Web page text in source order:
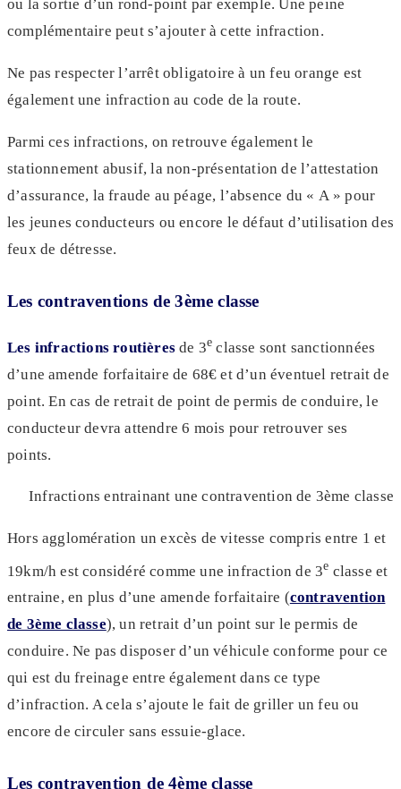
ou la sortie d’un rond-point par exemple. Une peine
complémentaire peut s’ajouter à cette infraction.
Ne pas respecter l’arrêt obligatoire à un feu orange est
également une infraction au code de la route.
Parmi ces infractions, on retrouve également le
stationnement abusif, la non-présentation de l’attestation
d’assurance, la fraude au péage, l’absence du « A » pour
les jeunes conducteurs ou encore le défaut d’utilisation des
feux de détresse.
Les contraventions de 3ème classe
Les infractions routièresde 3e classe sont sanctionnées
d’une amende forfaitaire de 68€ et d’un éventuel retrait de
point. En cas de retrait de point de permis de conduire, le
conducteur devra attendre 6 mois pour retrouver ses
points.
Infractions entrainant une contravention de 3ème classe
Hors agglomération un excès de vitesse compris entre 1 et
19km/h est considéré comme une infraction de 3e classe et
entraine, en plus d’une amende forfaitaire (contravention
de 3ème classe), un retrait d’un point sur le permis de
conduire. Ne pas disposer d’un véhicule conforme pour ce
qui est du freinage entre également dans ce type
d’infraction. A cela s’ajoute le fait de griller un feu ou
encore de circuler sans essuie-glace.
Les contravention de 4ème classe